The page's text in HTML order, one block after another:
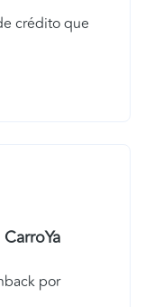
crédito que
CarroYa
por